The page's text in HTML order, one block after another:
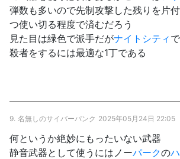
弾数も多いので先制攻撃した残りを片
つ使い切る程度で済むだろう
見た目は緑色で派手だがナイトシティ
殺者をするには最適な1丁である
9. 名無しのサイバーパンク 2025年05月24日 22:05
何というか絶妙にもったいない武器
静音武器として使うにはノーパークの